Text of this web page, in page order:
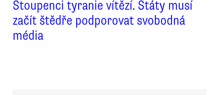
Stoupenci tyranie vítězí. Státy musí
začít štědře podporovat svobodná
média